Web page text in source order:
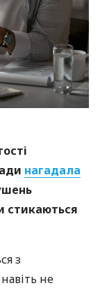
нагадала
стикаються
з
не